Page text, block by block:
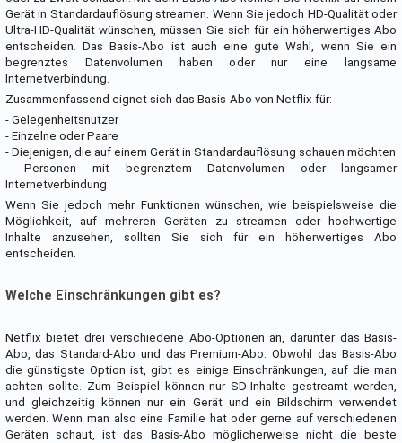
Gerät in Standardauflösung streamen. Wenn Sie jedoch HD-Qualität oder
Ultra-HD-Qualität wünschen, müssen Sie sich für ein höherwertiges Abo
entscheiden. Das Basis-Abo ist auch eine gute Wahl, wenn Sie ein
begrenztes Datenvolumen haben oder nur eine langsame
Internetverbindung.
Zusammenfassend eignet sich das Basis-Abo von Netflix für:
- Gelegenheitsnutzer
- Einzelne oder Paare
- Diejenigen, die auf einem Gerät in Standardauflösung schauen möchten
- Personen mit begrenztem Datenvolumen oder langsamer
Internetverbindung
Wenn Sie jedoch mehr Funktionen wünschen, wie beispielsweise die
Möglichkeit, auf mehreren Geräten zu streamen oder hochwertige
Inhalte anzusehen, sollten Sie sich für ein höherwertiges Abo
entscheiden.
Welche Einschränkungen gibt es?
Netflix bietet drei verschiedene Abo-Optionen an, darunter das Basis-
Abo, das Standard-Abo und das Premium-Abo. Obwohl das Basis-Abo
die günstigste Option ist, gibt es einige Einschränkungen, auf die man
achten sollte. Zum Beispiel können nur SD-Inhalte gestreamt werden,
und gleichzeitig können nur ein Gerät und ein Bildschirm verwendet
werden. Wenn man also eine Familie hat oder gerne auf verschiedenen
Geräten schaut, ist das Basis-Abo möglicherweise nicht die beste